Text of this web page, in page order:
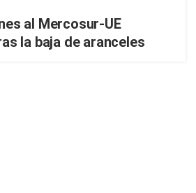
al Mercosur-UE
la baja de aranceles